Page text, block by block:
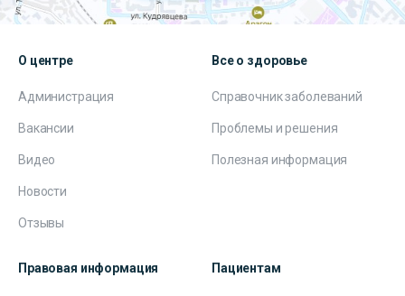
О центре
Администрация
Вакансии
Видео
Новости
Отзывы
Все о здоровье
Справочник заболеваний
Проблемы и решения
Полезная информация
Правовая информация Пациентам